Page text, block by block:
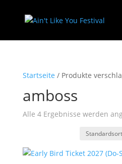
Startseite / Produkte
amboss
Alle 4 Ergebnisse werden